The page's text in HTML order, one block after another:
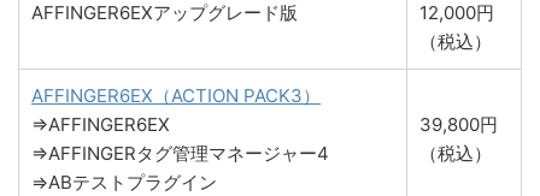
AFFINGER6EXアップグレード版
12,000円
（税込）
AFFINGER6EX（ACTION PACK3）
⇒AFFINGER6EX
⇒AFFINGERタグ管理マネージャー4
⇒ABテストプラグイン
39,800円
（税込）